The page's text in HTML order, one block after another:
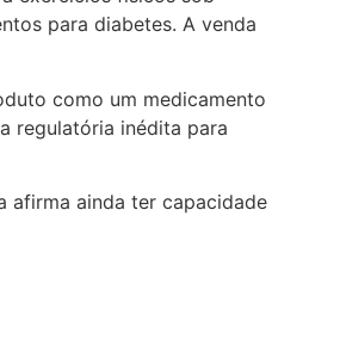
para diabetes. A venda
como um medicamento
regulatória inédita para
afirma ainda ter capacidade